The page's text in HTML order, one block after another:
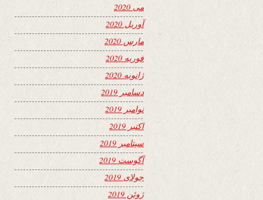
می 2020
آوریل 2020
مارس 2020
فوریه 2020
ژانویه 2020
دسامبر 2019
نوامبر 2019
اکتبر 2019
سپتامبر 2019
آگوست 2019
جولای 2019
ژوئن 2019